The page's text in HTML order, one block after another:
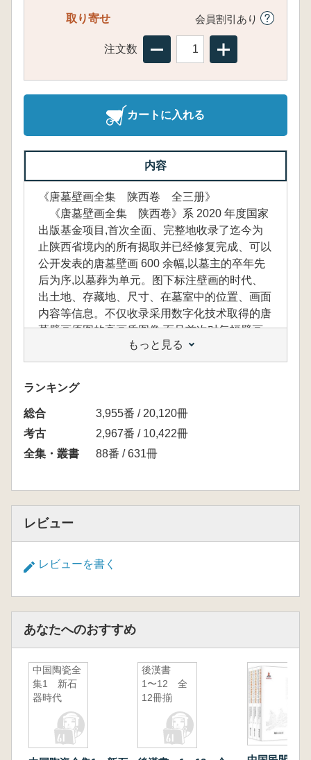
取り寄せ 会員割引あり
注文数
カートに入れる
内容
《唐墓壁画全集 陕西卷 全三册》
《唐墓壁画全集 陕西卷》系 2020 年度国家
出版基金项目,首次全面、完整地收录了迄今为
止陕西省境内的所有揭取并已经修复完成、可以
公开发表的唐墓壁画 600 余幅,以墓主的卒年先
后为序,以墓葬为单元。图下标注壁画的时代、
出土地、存藏地、尺寸、在墓室中的位置、画面
内容等信息。不仅收录采用数字化技术取得的唐
墓壁画原图的高画质图像,而且首次对每幅壁画
都作有对应的线描图,清晰地还原了原图的内
容、线条勾勒技巧,生动地呈现画家的艺术风
格。不仅为读者形象地认识唐代社会生活和时代
风貌提供了鲜活的资料,还为唐墓壁画的修复和
复原保留了珍贵的第一手资料。
もっと見る
ランキング
総合
3,955番 / 20,120冊
考古
2,967番 / 10,422冊
全集・叢書
88番 / 631冊
レビュー
レビューを書く
あなたへのおすすめ
中国陶瓷全
集1 新石
器時代
後漢書
1〜12 全
12冊揃